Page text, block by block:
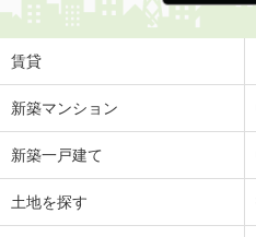
賃貸
新築マンション
新築一戸建て
土地を探す